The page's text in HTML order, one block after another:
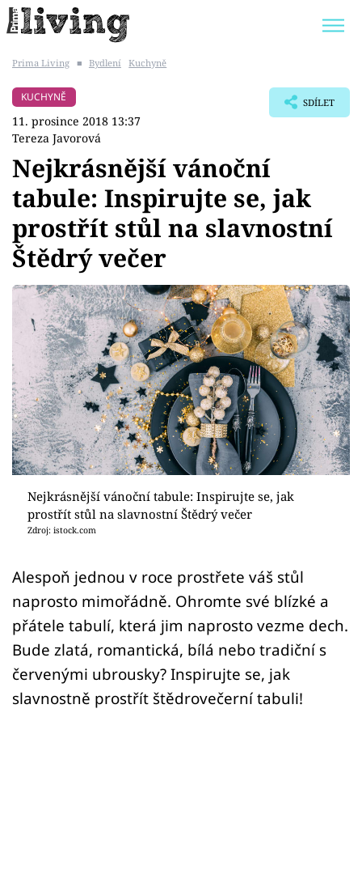
BYDLENÍ SLAVNÝCH
Témata
Bydlení
Zahrada
Design
Sledujte prima+
Přihlášení
Sledujte nás
Prima Living ■ Bydlení Kuchyně
KUCHYNĚ
11. prosince 2018 13:37
Tereza Javorová
SDÍLET
Nejkrásnější vánoční
tabule: Inspirujte se, jak
prostřít stůl na slavnostní
Štědrý večer
Nejkrásnější vánoční tabule: Inspirujte se, jak
prostřít stůl na slavnostní Štědrý večer
Zdroj: istock.com
Alespoň jednou v roce prostřete váš stůl
naprosto mimořádně. Ohromte své blízké a
přátele tabulí, která jim naprosto vezme dech.
Bude zlatá, romantická, bílá nebo tradiční s
červenými ubrousky? Inspirujte se, jak
slavnostně prostřít štědrovečerní tabuli!